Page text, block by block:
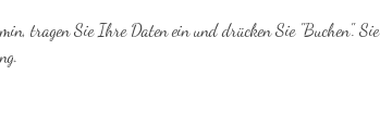
tragen Sie Ihre Daten ein und drücken Sie "Buchen". Sie